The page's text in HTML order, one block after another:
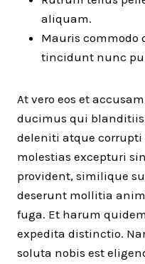
aliquam.
Mauris commodo
tincidunt nunc
At vero eos et
ducimus qui
deleniti atque corrupti
molestias excepturi
provident, similique
deserunt mollitia
fuga. Et harum
expedita distinctio.
soluta nobis est